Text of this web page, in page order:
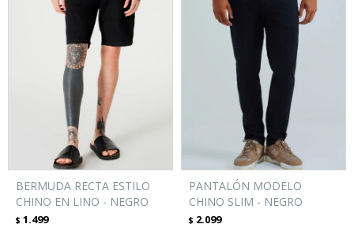
BERMUDA RECTA ESTILO
CHINO EN LINO - NEGRO
$ 1.499
PANTALÓN MODELO
CHINO SLIM - NEGRO
$ 2.099